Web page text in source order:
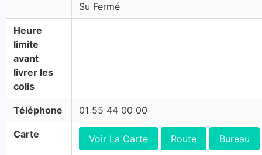
Su Fermé
Heure
limite
avant
livrer les
colis
Téléphone 01 55 44 00 00
Carte Voir La Carte Route Bureau